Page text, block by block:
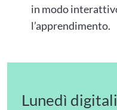
in modo
l’apprendimento.
Lunedì digitali